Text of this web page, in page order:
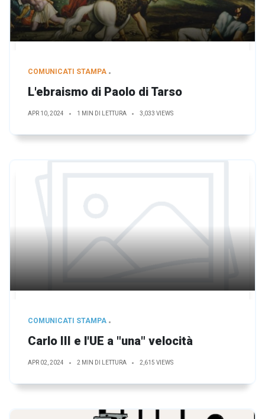
COMUNICATI STAMPA
L'ebraismo di Paolo di Tarso
APR 10, 2024 1 MIN DI LETTURA 3,033 VIEWS
COMUNICATI STAMPA
Carlo III e l'UE a "una" velocità
APR 02, 2024 2 MIN DI LETTURA 2,615 VIEWS